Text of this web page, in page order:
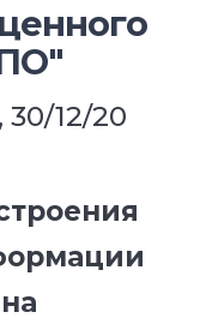
, 30/12/20